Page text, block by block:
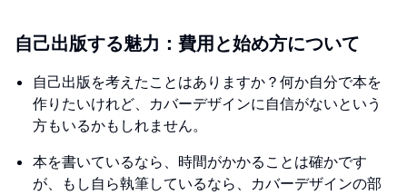
自己出版する魅力：費用と始め方について
自己出版を考えたことはありますか？何か自分で本を
作りたいけれど、カバーデザインに自信がないという
方もいるかもしれません。
本を書いているなら、時間がかかることは確かです
が、もし自ら執筆しているなら、カバーデザインの部